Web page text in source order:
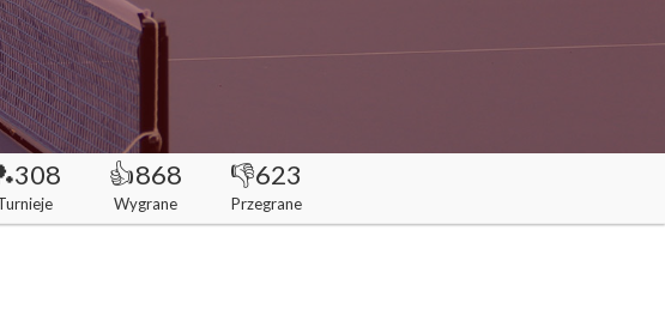
👍868
Wygrane
👎623
Przegrane